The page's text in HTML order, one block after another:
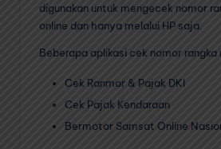
digunakan untuk mengecek nomor
online dan hanya melalui HP saja.
Beberapa aplikasi cek nomor
Cek Ranmor & Pajak DKI
Cek Pajak Kendaraan
Bermotor Samsat Online